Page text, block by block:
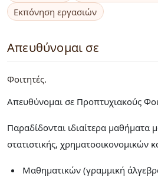
Εκπόνηση εργασιών
Απευθύνομαι σε
Φοιτητές
Απευθύνομαι σε Προπτυχιακούς
Παραδίδονται ιδιαίτερα μαθήματα
στατιστικής, χρηματοοικονομικών
Μαθηματικών (γραμμική